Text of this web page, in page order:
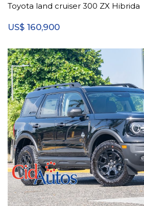
Toyota land cruiser 300 ZX Hibrida
US$ 160,900